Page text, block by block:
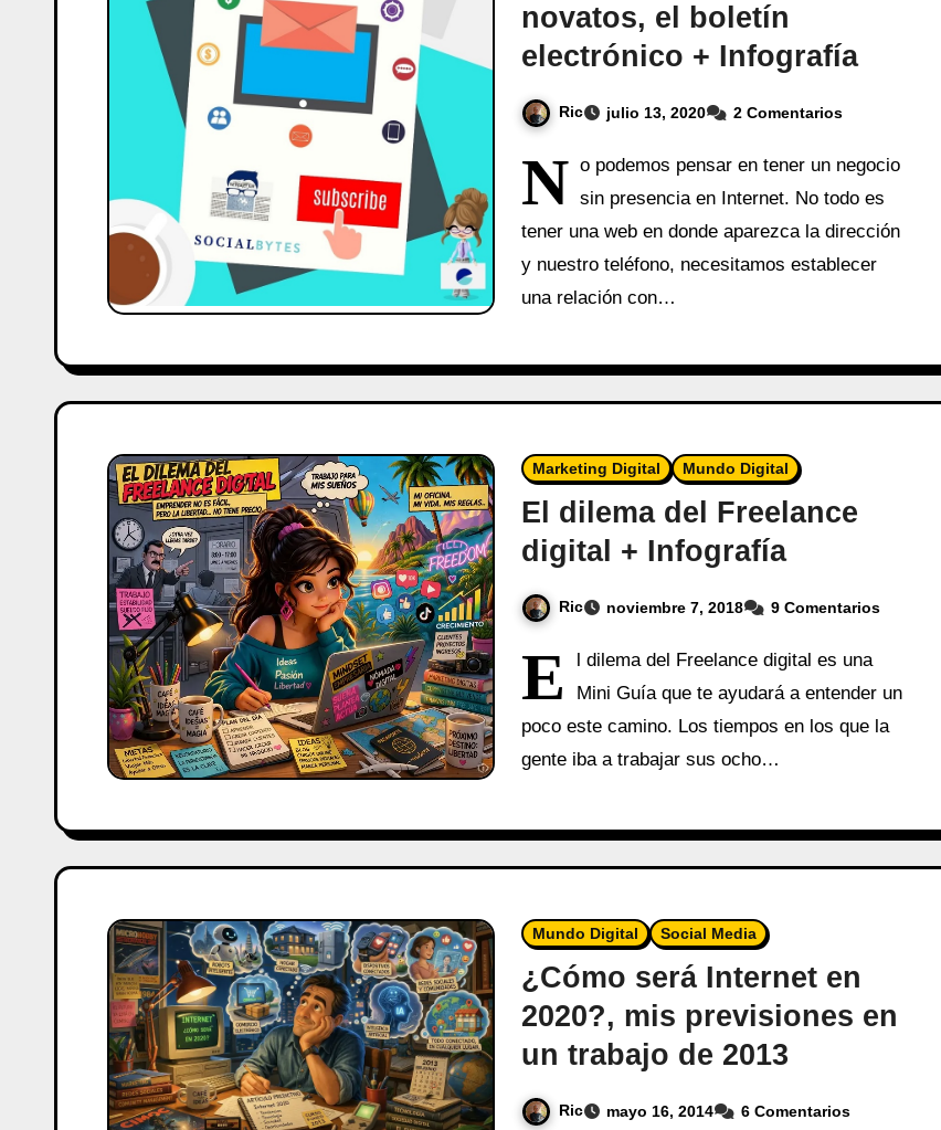
novatos, el boletín
electrónico + Infografía
Ric julio 13, 2020 2 Comentarios
N o podemos pensar en tener un negocio
sin presencia en Internet. No todo es
tener una web en donde aparezca la dirección
y nuestro teléfono, necesitamos establecer
una relación con…
Marketing Digital Mundo Digital
El dilema del Freelance
digital + Infografía
Ric noviembre 7, 2018 9 Comentarios
E
l dilema del Freelance digital es una
Mini Guía que te ayudará a entender un
poco este camino. Los tiempos en los que la
gente iba a trabajar sus ocho…
Mundo Digital Social Media
¿Cómo será Internet en
2020?, mis previsiones en
un trabajo de 2013
Ric mayo 16, 2014 6 Comentarios